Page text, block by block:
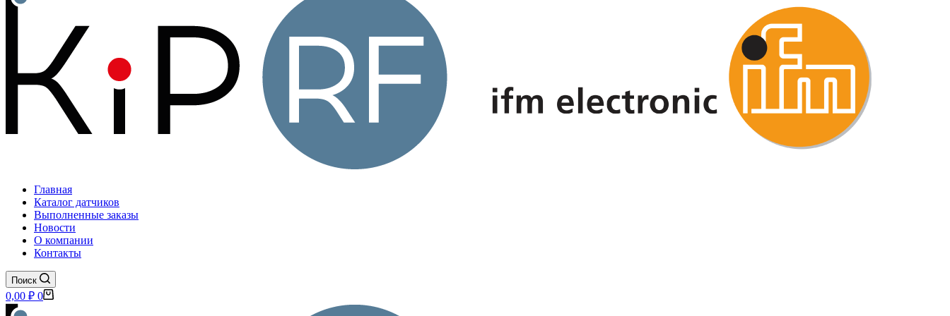
Главная
Каталог датчиков
Выполненные заказы
Новости
О компании
Контакты
Поиск
Корзина
0,00 ₽ 0